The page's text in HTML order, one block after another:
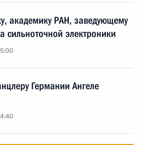
академику РАН, заведующему
сильноточной электроники
Германии Ангеле